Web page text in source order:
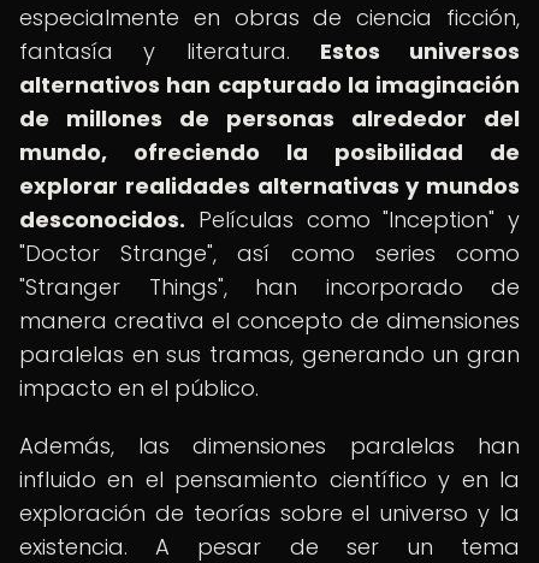
especialmente en obras de ciencia ficción,
fantasía y literatura. Estos universos
alternativos han capturado la imaginación
de millones de personas alrededor del
mundo, ofreciendo la posibilidad de
explorar realidades alternativas y mundos
desconocidos. Películas como "Inception" y
"Doctor Strange", así como series como
"Stranger Things", han incorporado de
manera creativa el concepto de dimensiones
paralelas en sus tramas, generando un gran
impacto en el público.
Además, las dimensiones paralelas han
influido en el pensamiento científico y en la
exploración de teorías sobre el universo y la
existencia. A pesar de ser un tema